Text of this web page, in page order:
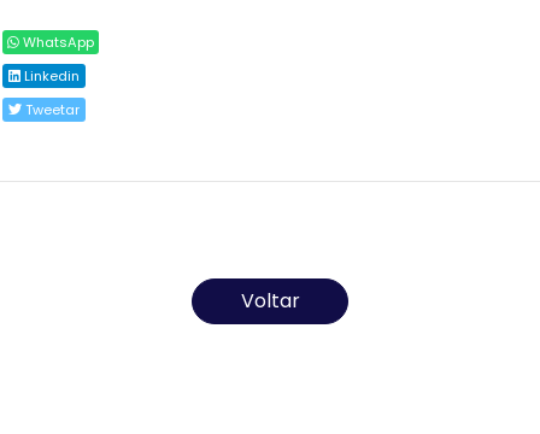
WhatsApp
Linkedin
Tweetar
Voltar